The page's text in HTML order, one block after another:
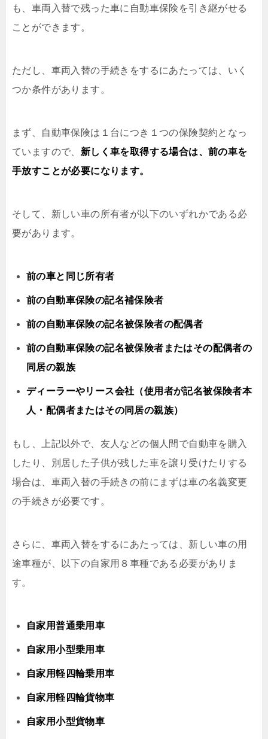
も、車両入替で残った車に自動車保険を引き継がせる
ことができます。
ただし、車両入替の手続きをするにあたっては、いく
つか条件があります。
まず、自動車保険は１台につき１つの保険契約となっ
ていますので、 新しく車を取得する場合は、前の車を
手放すことが必要になります。
そして、新しい車の所有者が以下のいずれかである必
要があります。
前の車と同じ所有者
前の自動車保険の記名補保険者
前の自動車保険の記名被保険者の配偶者
前の自動車保険の記名被保険者またはその配偶者の
同居の親族
ディーラーやリース会社（使用者が記名被保険者本
人・配偶者またはその同居の親族）
もし、上記以外で、友人などの個人間で自動車を購入
したり、別居した子供が残した車を譲り受けたりする
場合は、車両入替の手続きの前にまずは車の名義変更
の手続きが必要です。
さらに、車両入替をするにあたっては、新しい車の用
途車種が、以下の自家用８車種である必要がありま
す。
自家用普通乗用車
自家用小型乗用車
自家用軽四輪乗用車
自家用軽四輪貨物車
自家用小型貨物車